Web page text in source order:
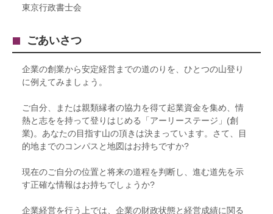
東京行政書士会
ごあいさつ
企業の創業から安定経営までの道のりを、ひとつの山登り
に例えてみましょう。
ご自分、または親類縁者の協力を得て起業資金を集め、情
熱と志をを持って登りはじめる「アーリーステージ」(創
業)。あなたの目指す山の頂きは決まっています。さて、目
的地までのコンパスと地図はお持ちですか?
現在のご自分の位置と将来の道程を判断し、進む道先を示
す正確な情報はお持ちでしょうか?
企業経営を行う上では、企業の財政状態と経営成績に関る